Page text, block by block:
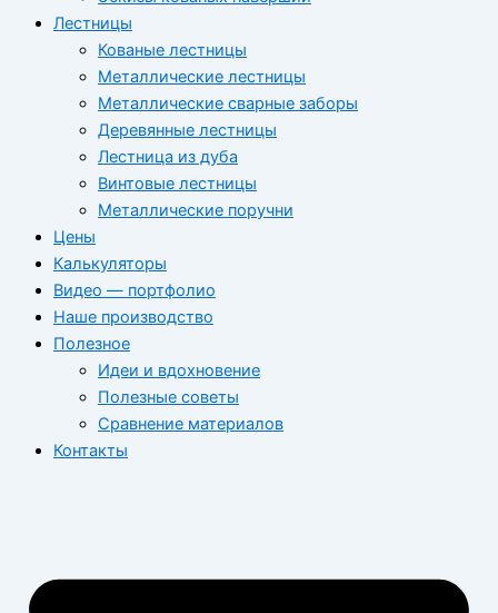
Лестницы
Кованые лестницы
Металлические лестницы
Металлические сварные заборы
Деревянные лестницы
Лестница из дуба
Винтовые лестницы
Металлические поручни
Цены
Калькуляторы
Видео — портфолио
Наше производство
Полезное
Идеи и вдохновение
Полезные советы
Сравнение материалов
Контакты